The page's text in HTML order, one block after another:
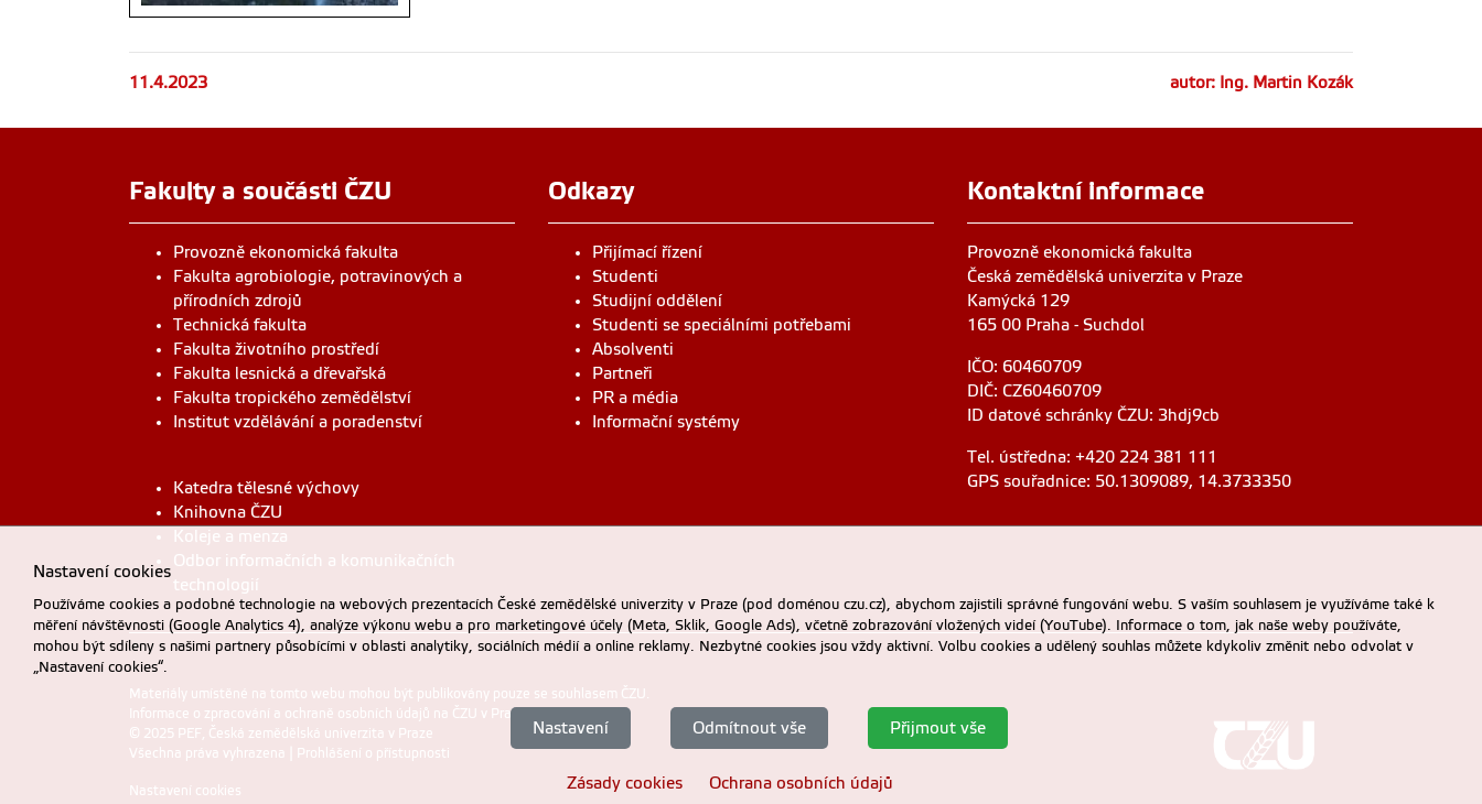
11.4.2023 autor: Ing. Martin Kozák
Fakulty a součásti ČZU
Provozně ekonomická fakulta
Fakulta agrobiologie, potravinových a
přírodních zdrojů
Technická fakulta
Fakulta životního prostředí
Fakulta lesnická a dřevařská
Fakulta tropického zemědělství
Institut vzdělávání a poradenství
Katedra tělesné výchovy
Knihovna ČZU
Koleje a menza
Odbor informačních a komunikačních
technologií
Odkazy
Přijímací řízení
Studenti
Studijní oddělení
Studenti se speciálními potřebami
Absolventi
Partneři
PR a média
Informační systémy
Kontaktní informace
Provozně ekonomická fakulta
Česká zemědělská univerzita v Praze
Kamýcká 129
165 00 Praha - Suchdol
IČO: 60460709
DIČ: CZ60460709
ID datové schránky ČZU: 3hdj9cb
Tel. ústředna: +420 224 381 111
GPS souřadnice: 50.1309089, 14.3733350
Materiály umístěné na tomto webu mohou být publikovány pouze se souhlasem ČZU.
Informace o zpracování a ochraně osobních údajů na ČZU v Praze
© 2025 PEF, Česká zemědělská univerzita v Praze
Všechna práva vyhrazena |
Prohlášení o přístupnosti
Nastavení cookies
Nastavení cookies
Používáme cookies a podobné technologie na webových prezentacích České zemědělské univerzity v Praze (pod doménou czu.cz), abychom zajistili správné fungování webu. S vaším souhlasem je využíváme také k
měření návštěvnosti (Google Analytics 4), analýze výkonu webu a pro marketingové účely (Meta, Sklik, Google Ads), včetně zobrazování vložených videí (YouTube). Informace o tom, jak naše weby používáte,
mohou být sdíleny s našimi partnery působícími v oblasti analytiky, sociálních médií a online reklamy. Nezbytné cookies jsou vždy aktivní. Volbu cookies a udělený souhlas můžete kdykoliv změnit nebo odvolat v
„Nastavení cookies“.
Nastavení Odmítnout vše Přijmout vše
Zásady cookies Ochrana osobních údajů